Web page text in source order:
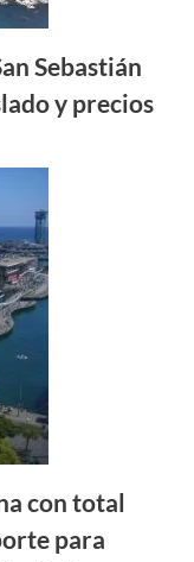
Sebastián
y precios
con total
para